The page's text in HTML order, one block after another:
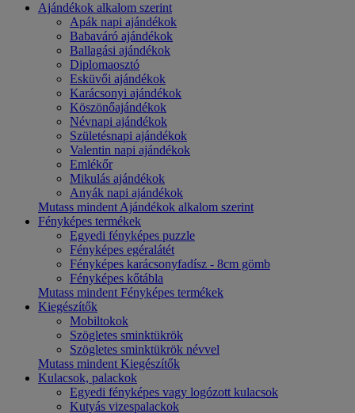
Ajándékok alkalom szerint
Apák napi ajándékok
Babaváró ajándékok
Ballagási ajándékok
Diplomaosztó
Esküvői ajándékok
Karácsonyi ajándékok
Köszönőajándékok
Névnapi ajándékok
Születésnapi ajándékok
Valentin napi ajándékok
Emlékőr
Mikulás ajándékok
Anyák napi ajándékok
Mutass mindent Ajándékok alkalom szerint
Fényképes termékek
Egyedi fényképes puzzle
Fényképes egéralátét
Fényképes karácsonyfadísz - 8cm gömb
Fényképes kőtábla
Mutass mindent Fényképes termékek
Kiegészítők
Mobiltokok
Szögletes sminktükrök
Szögletes sminktükrök névvel
Mutass mindent Kiegészítők
Kulacsok, palackok
Egyedi fényképes vagy logózott kulacsok
Kutyás vizespalackok